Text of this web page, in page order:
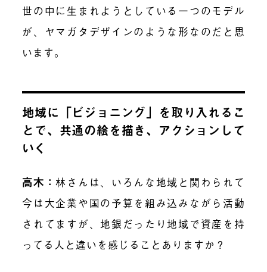
世の中に生まれようとしている一つのモデル
が、ヤマガタデザインのような形なのだと思
います。
地域に「ビジョニング」を取り入れるこ
とで、共通の絵を描き、アクションして
いく
高木：林さんは、いろんな地域と関わられて
今は大企業や国の予算を組み込みながら活動
されてますが、地銀だったり地域で資産を持
ってる人と違いを感じることありますか？